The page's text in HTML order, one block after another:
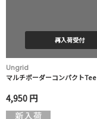
再入荷受付
Ungrid
マルチボーダーコンパクトTee
4,950 円